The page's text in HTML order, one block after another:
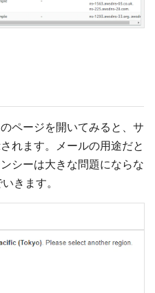
ページを開いてみると、サ
れます。メールの用途だと
シーは大きな問題にならな
きます。